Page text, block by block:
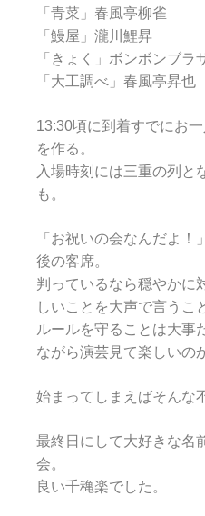
「青菜」春風亭柳雀
「鰻屋」瀧川鯉昇
「きょく」ボンボンブラ
「大工調べ」春風亭昇也
13:30頃に到着すでにお
を作る。
入場時刻には三重の列と
も。
「お祝いの会なんだよ
後の客席。
判っているなら穏やかに
しいことを大声で言うこ
ルールを守ることは大事
ながら演芸見て楽しいの
始まってしまえばそんな
最終日にして大好きな名
会。
良い千穐楽でした。